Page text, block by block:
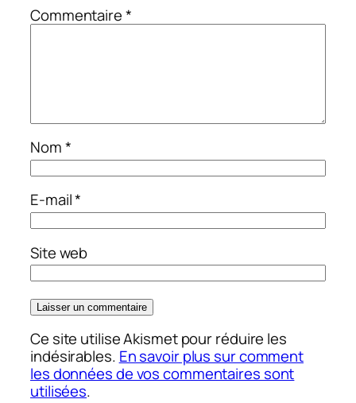
Commentaire*
Nom*
E-mail*
Site web
Ce site utilise Akismet pour réduire les
indésirables. En savoir plus sur comment
les données de vos commentaires sont
utilisées.